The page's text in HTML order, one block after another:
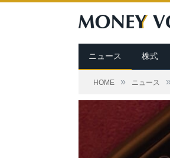
ニュース 株式
HOME » ニュース »